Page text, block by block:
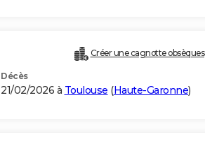
Créer une cagnotte obsèques
Décès
21/02/2026 à Toulouse (Haute-Garonne)